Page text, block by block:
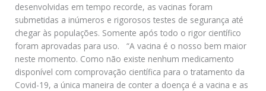
desenvolvidas em tempo recorde, as vacinas foram
submetidas a inúmeros e rigorosos testes de segurança até
chegar às populações. Somente após todo o rigor científico
foram aprovadas para uso. “A vacina é o nosso bem maior
neste momento. Como não existe nenhum medicamento
disponível com comprovação científica para o tratamento da
Covid-19, a única maneira de conter a doença é a vacina e as